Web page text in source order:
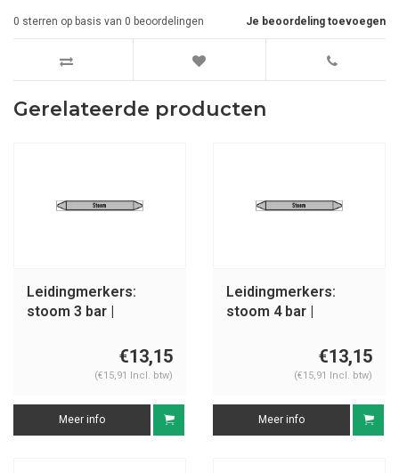
Je beoordeling toevoegen
0 sterren op basis van 0 beoordelingen
Gerelateerde producten
Leidingmerkers:
stoom 3 bar |
€13,15
(€15,91 Incl. btw)
Meer info
Leidingmerkers:
stoom 4 bar |
€13,15
(€15,91 Incl. btw)
Meer info